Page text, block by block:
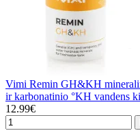
Vimi Remin GH&KH
ir karbonatinio °KH vandens
12.99€